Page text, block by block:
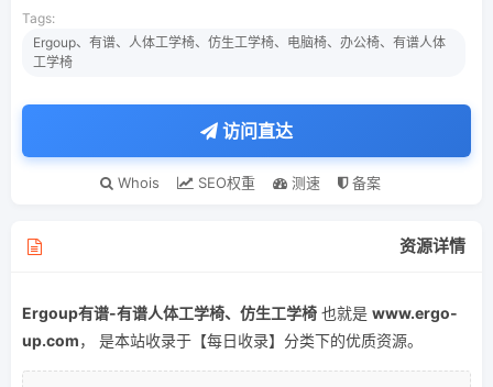
Tags:
Ergoup、有谱、人体工学椅、仿生工学椅、电脑椅、办公椅、有谱人体
工学椅
访问直达
Whois SEO权重 测速 备案
资源详情
Ergoup有谱-有谱人体工学椅、仿生工学椅 也就是 www.ergo-
up.com， 是本站收录于【每日收录】分类下的优质资源。